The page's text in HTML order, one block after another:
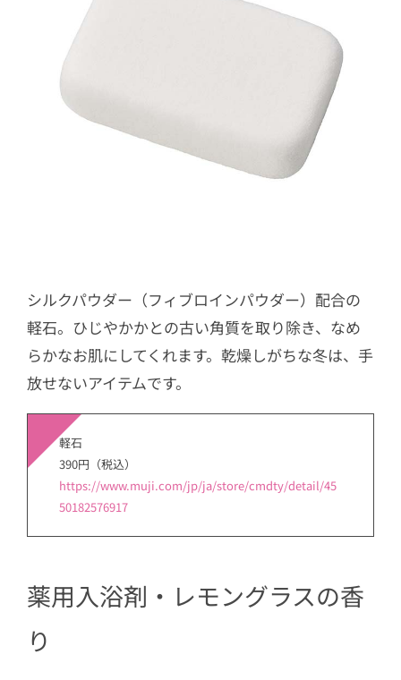
シルクパウダー（フィブロインパウダー）配合の
軽石。ひじやかかとの古い角質を取り除き、なめ
らかなお肌にしてくれます。乾燥しがちな冬は、手
放せないアイテムです。
軽石
390円（税込）
https://www.muji.com/jp/ja/store/cmdty/detail/45
50182576917
薬用入浴剤・レモングラスの香
り